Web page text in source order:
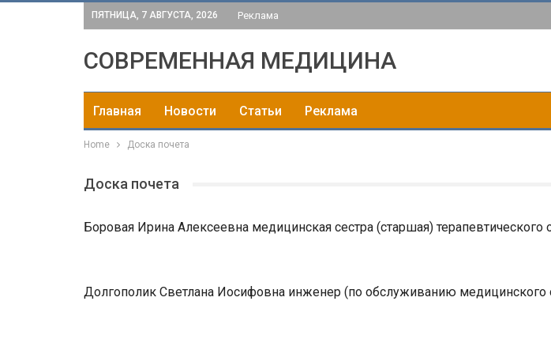
ПЯТНИЦА, 7 АВГУСТА, 2026 Реклама
СОВРЕМЕННАЯ МЕДИЦИНА
Главная Новости Статьи Реклама
Home Доска почета
Доска почета
Боровая Ирина Алексеевна медицинская сестра (старшая) терапевтического
Долгополик Светлана Иосифовна инженер (по обслуживанию медицинского